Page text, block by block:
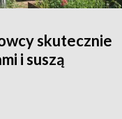
skutecznie
i suszą